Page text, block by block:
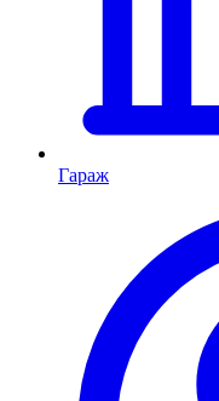
Гараж